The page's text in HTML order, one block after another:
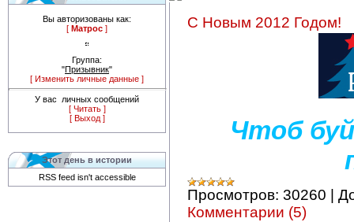
Вы авторизованы как:
[ Матрос ]
Группа:
"Призывник"
[ Изменить личные данные ]
У вас
личных сообщений
[ Читать ]
[ Выход ]
Этот день в истории
RSS feed isn't accessible
С Новым 2012 Годом!
Чтоб
Просмотров: 30260
Комментарии (5)